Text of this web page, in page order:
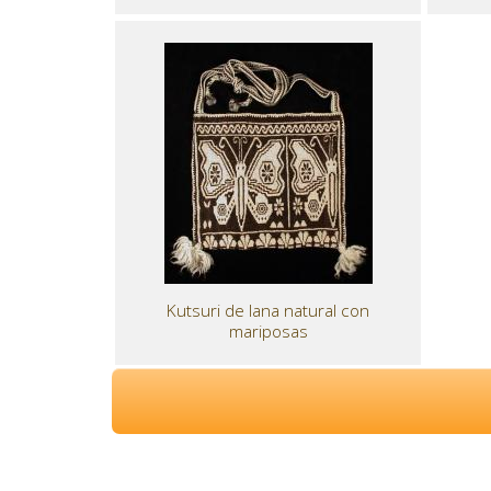
Kutsuri de lana natural con
mariposas